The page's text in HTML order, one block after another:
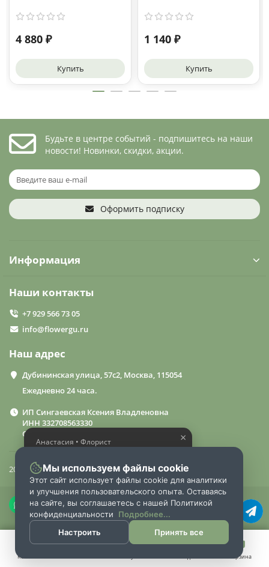
4 880 ₽
Купить
1 140 ₽
Купить
Будьте в центре событий - подпишитесь на наши
новости! Новинки, скидки, акции.
Оформить подписку
Информация
Наши контакты
+7 929 566 73 05
info@flowergu.ru
Наш адрес
Дубининская улица, 57с2, Москва, 115054
Ежедневно 24 часа.
ИП Сингаевская Ксения Владленовна
ИНН 332708563330
ОГРН 310332714600015
2024 «FlowerGuru»
×
Анастасия • Флорист
букет
Мы используем файлы cookie
Этот сайт использует файлы cookie для аналитики
и улучшения пользовательского опыта. Оставаясь
на сайте, вы соглашаетесь с нашей Политикой
конфиденциальности
Подробнее...
Настроить
Принять все
Каталог Корзина